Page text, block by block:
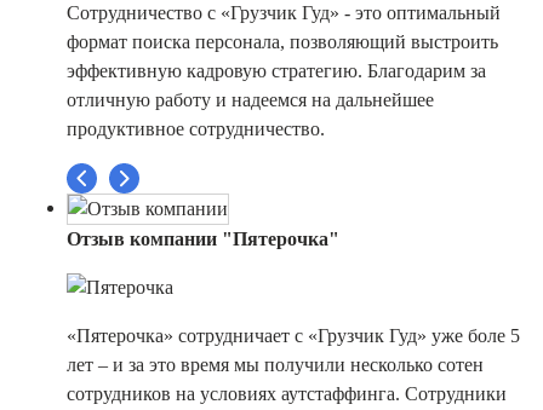
Сотрудничество с «Грузчик Гуд» - это оптимальный
формат поиска персонала, позволяющий выстроить
эффективную кадровую стратегию. Благодарим за
отличную работу и надеемся на дальнейшее
продуктивное сотрудничество.
Отзыв компании "Пятерочка"
«Пятерочка» сотрудничает с «Грузчик Гуд» уже боле 5
лет – и за это время мы получили несколько сотен
сотрудников на условиях аутстаффинга. Сотрудники